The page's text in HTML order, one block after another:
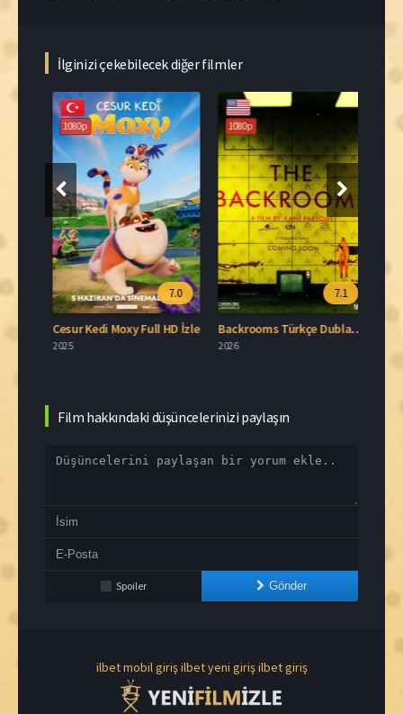
İlginizi çekebilecek diğer filmler
1080p
7.0
Cesur Kedi Moxy Full HD İzle
2025
1080p
7.1
Backrooms Türkçe Dublaj İzle
2026
Film hakkındaki düşüncelerinizi paylaşın
Spoiler Gönder
ilbet mobil girişilbet yeni girişilbet giriş